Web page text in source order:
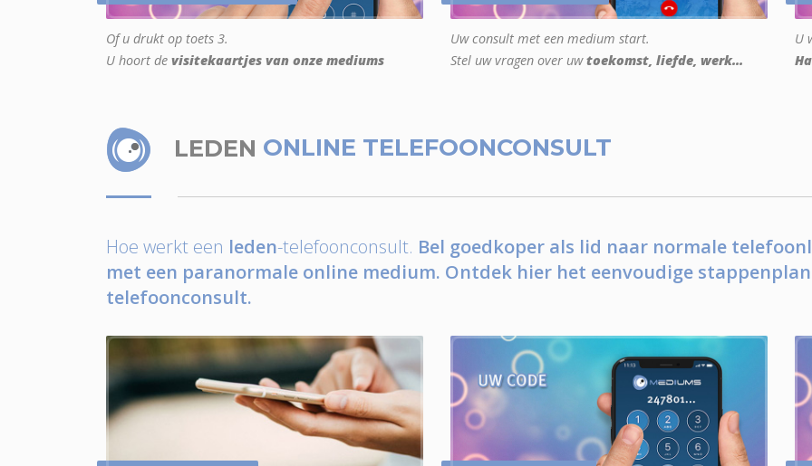
Of u drukt op toets 3.
U hoort de visitekaartjes van onze mediums
Uw consult met een medium start.
Stel uw vragen over uwtoekomst, liefde, werk...
U
LEDEN ONLINE TELEFOONCONSULT
Hoe werkt een leden-telefoonconsult. Bel goedkoper als lid naar normale
met een paranormale online medium. Ontdek hier het eenvoudige
telefoonconsult.